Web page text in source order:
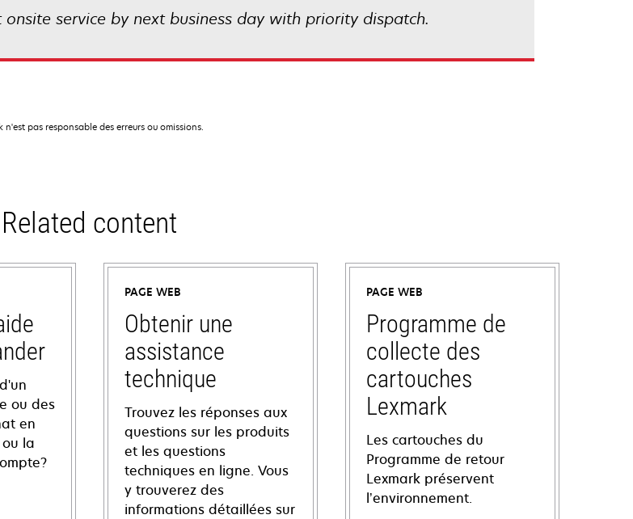
service by next business day with priority dispatch.
pas responsable des erreurs ou omissions.
Related content
ou des
en
la
PAGE WEB
Obtenir une
assistance
technique
Trouvez les réponses aux
questions sur les produits
et les questions
techniques en ligne. Vous
y trouverez des
informations détaillées sur
PAGE WEB
Programme de
collecte des
cartouches
Lexmark
Les cartouches du
Programme de retour
Lexmark préservent
l’environnement.